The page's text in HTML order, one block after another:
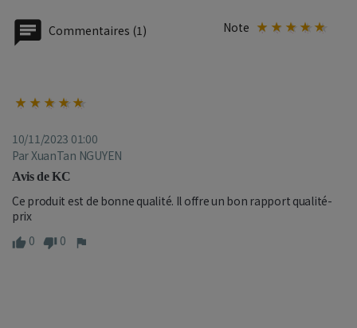
Commentaires (1) Note
10/11/2023 01:00
Par XuanTan NGUYEN
Avis de KC
Ce produit est de bonne qualité. Il offre un bon rapport qualité-
prix
0
0